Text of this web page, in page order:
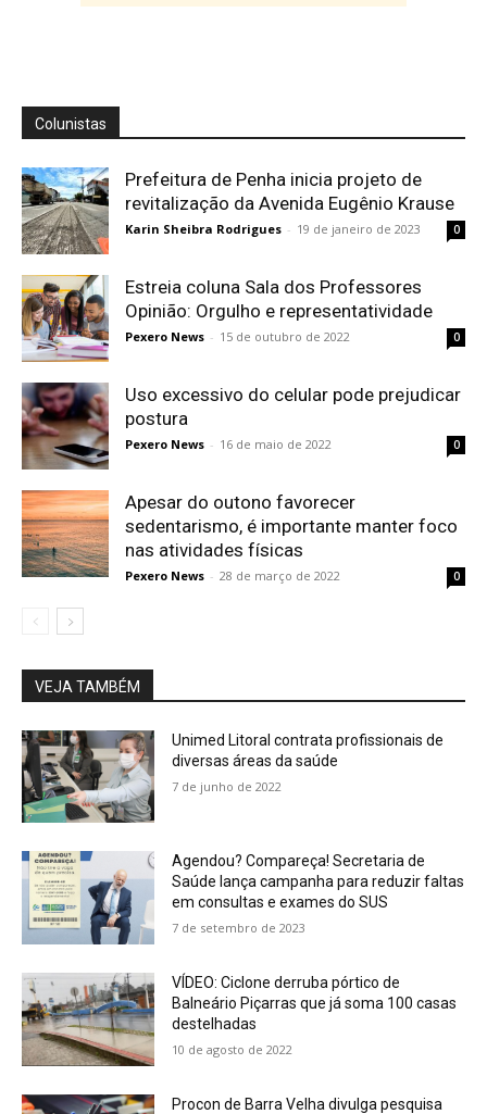
Colunistas
Prefeitura de Penha inicia projeto de
revitalização da Avenida Eugênio Krause
Karin Sheibra Rodrigues - 19 de janeiro de 2023 0
Estreia coluna Sala dos Professores
Opinião: Orgulho e representatividade
Pexero News - 15 de outubro de 2022 0
Uso excessivo do celular pode prejudicar
postura
Pexero News - 16 de maio de 2022 0
Apesar do outono favorecer
sedentarismo, é importante manter foco
nas atividades físicas
Pexero News - 28 de março de 2022 0
VEJA TAMBÉM
Unimed Litoral contrata profissionais de
diversas áreas da saúde
7 de junho de 2022
Agendou? Compareça! Secretaria de
Saúde lança campanha para reduzir faltas
em consultas e exames do SUS
7 de setembro de 2023
VÍDEO: Ciclone derruba pórtico de
Balneário Piçarras que já soma 100 casas
destelhadas
10 de agosto de 2022
Procon de Barra Velha divulga pesquisa